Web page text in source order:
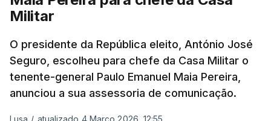
Militar
O presidente da República eleito, António José
Seguro, escolheu para chefe da Casa Militar o
tenente-general Paulo Emanuel Maia Pereira,
anunciou a sua assessoria de comunicação.
Lusa / atualizado 4 Março 2026, 12:55